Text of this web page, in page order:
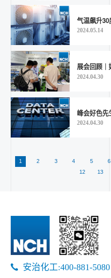
2024.05.14
2024.04.30
2024.04.30
1 2 3 4 5 6
12
13
安治化工:400-881-5080